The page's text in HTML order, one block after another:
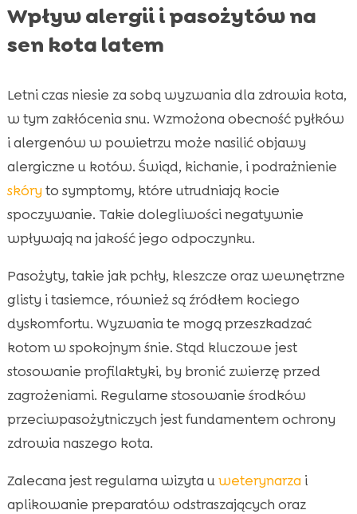
Wpływ alergii i pasożytów na
sen kota latem
Letni czas niesie za sobą wyzwania dla zdrowia kota,
w tym zakłócenia snu. Wzmożona obecność pyłków
i alergenów w powietrzu może nasilić objawy
alergiczne u kotów. Świąd, kichanie, i podrażnienie
skóry to symptomy, które utrudniają kocie
spoczywanie. Takie dolegliwości negatywnie
wpływają na jakość jego odpoczynku.
Pasożyty, takie jak pchły, kleszcze oraz wewnętrzne
glisty i tasiemce, również są źródłem kociego
dyskomfortu. Wyzwania te mogą przeszkadzać
kotom w spokojnym śnie. Stąd kluczowe jest
stosowanie profilaktyki, by bronić zwierzę przed
zagrożeniami. Regularne stosowanie środków
przeciwpasożytniczych jest fundamentem ochrony
zdrowia naszego kota.
Zalecana jest regularna wizyta uweterynarza i
aplikowanie preparatów odstraszających oraz